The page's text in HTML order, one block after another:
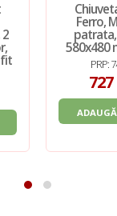
Ferro,
580x480
PRP: